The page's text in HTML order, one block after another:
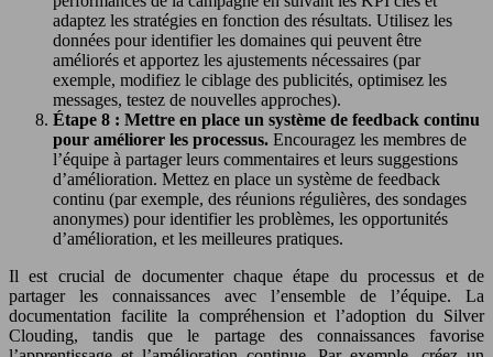
adaptez les stratégies en fonction des résultats. Utilisez les
données pour identifier les domaines qui peuvent être
améliorés et apportez les ajustements nécessaires (par
exemple, modifiez le ciblage des publicités, optimisez les
messages, testez de nouvelles approches).
Étape 8 : Mettre en place un système de feedback continu
pour améliorer les processus. Encouragez les membres de
l’équipe à partager leurs commentaires et leurs suggestions
d’amélioration. Mettez en place un système de feedback
continu (par exemple, des réunions régulières, des sondages
anonymes) pour identifier les problèmes, les opportunités
d’amélioration, et les meilleures pratiques.
Il est crucial de documenter chaque étape du processus et de
partager les connaissances avec l’ensemble de l’équipe. La
documentation facilite la compréhension et l’adoption du Silver
Clouding, tandis que le partage des connaissances favorise